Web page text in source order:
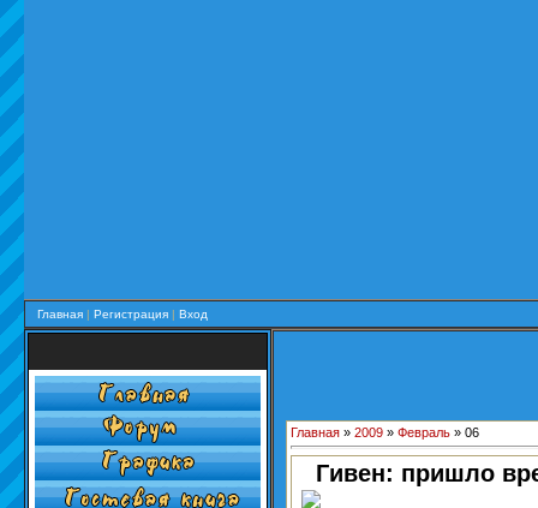
Главная | Регистрация | Вход
Главная » 2009 » Февраль » 06
Гивен: пришло